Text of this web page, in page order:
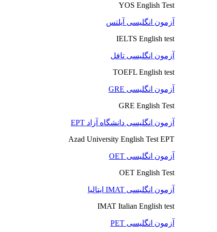
YOS English Test
آزمون انگلیسی آیلتس
IELTS English test
آزمون انگلیسی تافل
TOEFL English test
آزمون انگلیسی GRE
GRE English Test
آزمون انگلیسی دانشگاه آزاد EPT
Azad University English Test EPT
آزمون انگلیسی OET
OET English Test
آزمون انگلیسی IMAT ایتالیا
IMAT Italian English test
آزمون انگلیسی PET